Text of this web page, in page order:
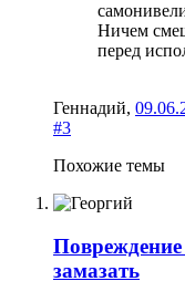
Ничем
перед
Геннадий,
#3
Похожие темы
замазать